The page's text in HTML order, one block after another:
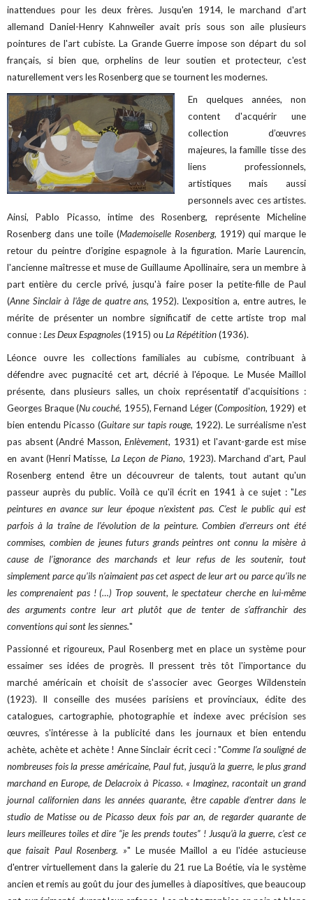
inattendues pour les deux frères. Jusqu'en 1914, le marchand d'art
allemand Daniel-Henry Kahnweiler avait pris sous son aile plusieurs
pointures de l'art cubiste. La Grande Guerre impose son départ du sol
français, si bien que, orphelins de leur soutien et protecteur, c'est
naturellement vers les Rosenberg que se tournent les modernes.
En quelques années, non
content d'acquérir une
collection d’œuvres
majeures, la famille tisse des
liens professionnels,
artistiques mais aussi
personnels avec ces artistes.
Ainsi, Pablo Picasso, intime des Rosenberg, représente Micheline
Rosenberg dans une toile (Mademoiselle Rosenberg, 1919) qui marque le
retour du peintre d'origine espagnole à la figuration. Marie Laurencin,
l'ancienne maîtresse et muse de Guillaume Apollinaire, sera un membre à
part entière du cercle privé, jusqu'à faire poser la petite-fille de Paul
(Anne Sinclair à l'âge de quatre ans, 1952). L'exposition a, entre autres, le
mérite de présenter un nombre significatif de cette artiste trop mal
connue :Les Deux Espagnoles(1915) ouLa Répétition(1936).
Léonce ouvre les collections familiales au cubisme, contribuant à
défendre avec pugnacité cet art, décrié à l'époque. Le Musée Maillol
présente, dans plusieurs salles, un choix représentatif d'acquisitions :
Georges Braque (Nu couché, 1955), Fernand Léger (Composition, 1929) et
bien entendu Picasso (Guitare sur tapis rouge, 1922). Le surréalisme n'est
pas absent (André Masson,Enlèvement, 1931) et l'avant-garde est mise
en avant (Henri Matisse, La Leçon de Piano, 1923).Marchand d'art, Paul
Rosenberg entend être un découvreur de talents, tout autant qu'un
passeur auprès du public. Voilà ce qu'il écrit en 1941 à ce sujet : "Les
peintures en avance sur leur époque n’existent pas. C’est le public qui est
parfois à la traîne de l’évolution de la peinture. Combien d’erreurs ont été
commises, combien de jeunes futurs grands peintres ont connu la misère à
cause de l’ignorance des marchands et leur refus de les soutenir, tout
simplement parce qu’ils n’aimaient pas cet aspect de leur art ou parce qu’ils ne
les comprenaient pas ! (…) Trop souvent, le spectateur cherche en lui-même
des arguments contre leur art plutôt que de tenter de s’affranchir des
conventions qui sont les siennes."
Passionné et rigoureux, Paul Rosenberg met en place un système pour
essaimer ses idées de progrès. Il pressent très tôt l'importance du
marché américain et choisit de s'associer avec Georges Wildenstein
(1923). Il conseille des musées parisiens et provinciaux, édite des
catalogues, cartographie, photographie et indexe avec précision ses
œuvres, s'intéresse à la publicité dans les journaux et bien entendu
achète, achète et achète ! Anne Sinclair écrit ceci : "Comme l’a souligné de
nombreuses fois la presse américaine, Paul fut, jusqu’à la guerre, le plus grand
marchand en Europe, de Delacroix à Picasso. « Imaginez, racontait un grand
journal californien dans les années quarante, être capable d’entrer dans le
studio de Matisse ou de Picasso deux fois par an, de regarder quarante de
leurs meilleures toiles et dire “je les prends toutes” ! Jusqu’à la guerre, c’est ce
que faisait Paul Rosenberg. »" Le musée Maillol a eu l'idée astucieuse
d'entrer virtuellement dans la galerie du 21 rue La Boétie, via le système
ancien et remis au goût du jour des jumelles à diapositives, que beaucoup